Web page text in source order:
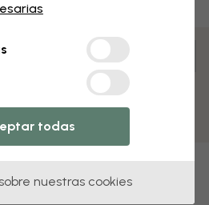
espacio y realiza tu pedido
colgar
la decoloración
todas
nuestras cookies